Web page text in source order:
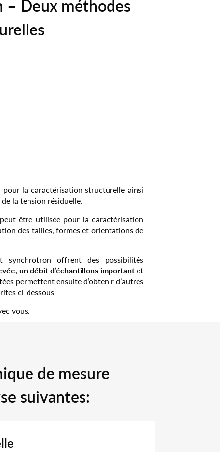
minéraux
de frittage de roues phoniques
Deux méthodes
la caractérisation structurelle ainsi
la tension résiduelle.
être utilisée pour la caractérisation
des tailles, formes et orientations de
synchrotron offrent des possibilités
un débit d’échantillons importantet
permettent ensuite d’obtenir d’autres
ci-dessous.
vous.
de mesure
suivantes: